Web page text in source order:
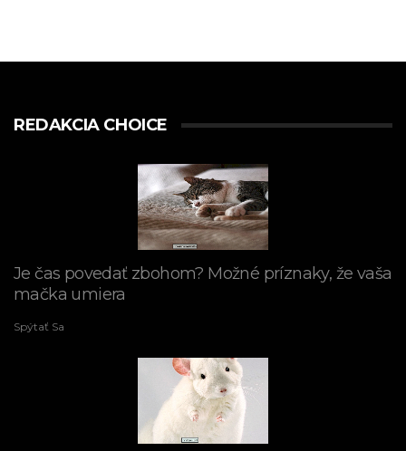
REDAKCIA CHOICE
Je čas povedať zbohom? Možné príznaky, že vaša
mačka umiera
Spýtať Sa